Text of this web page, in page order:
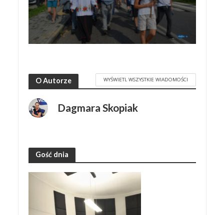
O Autorze WYŚWIETL WSZYSTKIE WIADOMOŚCI
Dagmara Skopiak
Gość dnia